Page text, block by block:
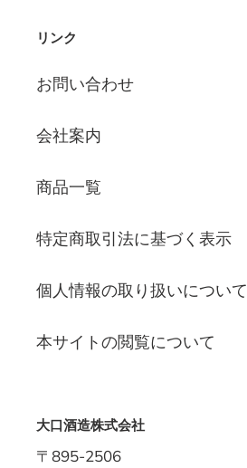
リンク
お問い合わせ
会社案内
商品一覧
特定商取引法に基づく表示
個人情報の取り扱いについて
本サイトの閲覧について
大口酒造株式会社
〒895-2506